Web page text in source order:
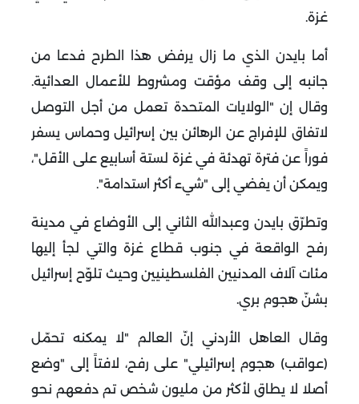
غزة.
أما بايدن الذي ما زال يرفض هذا الطرح فدعا من
جانبه إلى وقف مؤقت ومشروط للأعمال العدائية.
وقال إن "الولايات المتحدة تعمل من أجل التوصل
لاتفاق للإفراج عن الرهائن بين إسرائيل وحماس يسفر
فوراً عن فترة تهدئة في غزة لستة أسابيع على الأقل"،
ويمكن أن يفضي إلى "شيء أكثر استدامة".
وتطرّق بايدن وعبدالله الثاني إلى الأوضاع في مدينة
رفح الواقعة في جنوب قطاع غزة والتي لجأ إليها
مئات آلاف المدنيين الفلسطينيين وحيث تلوّح إسرائيل
بشنّ هجوم بري.
وقال العاهل الأردني إنّ العالم "لا يمكنه تحمّل
(عواقب) هجوم إسرائيلي" على رفح، لافتاً إلى "وضع
أصلا لا يطاق لأكثر من مليون شخص تم دفعهم نحو